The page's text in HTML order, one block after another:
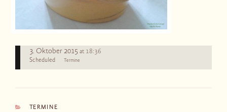
3. Oktober 2015 at 18:36
Scheduled Termine
KATEGORIEN
TERMINE